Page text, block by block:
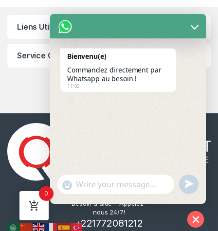
Liens Utiles
Service Client
Besoin d'aide ? Appelez-
nous 24/7!
+221772081212
0
Bienvenu(e)
Commandez directement par
Whatsapp au besoin !
11:02
"
+
c
a
WhatsApp Message
u
n
d